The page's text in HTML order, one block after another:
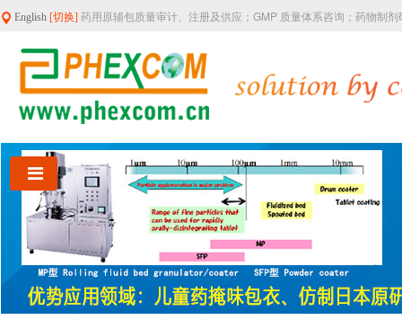
English [切换] 药用原辅包质量审计、注册及供应；GMP 质量体系咨询；药物制